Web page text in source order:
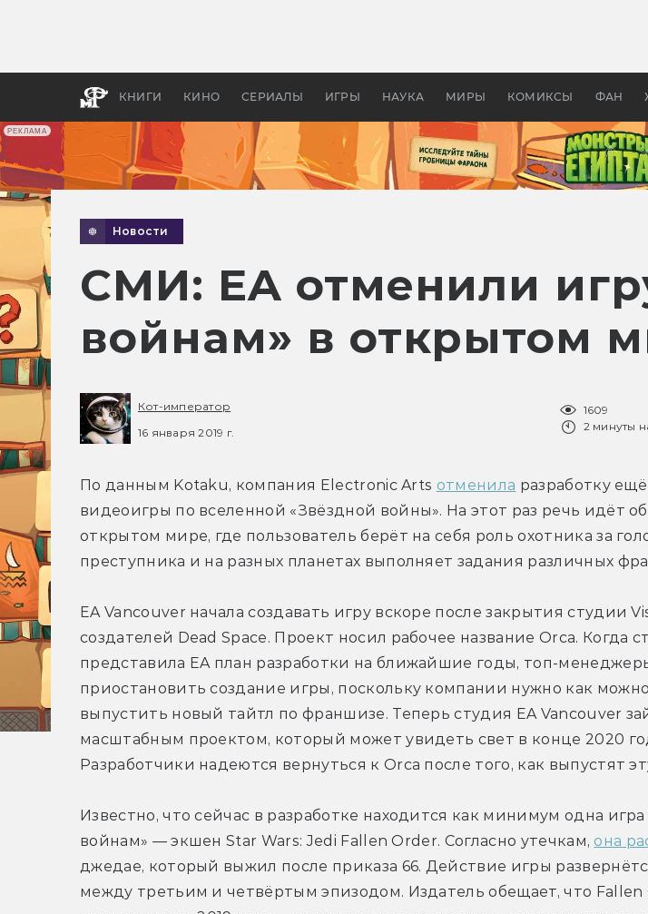
РЕКЛАМА
КНИГИ КИНО СЕРИАЛЫ ИГРЫ НАУКА МИРЫ КОМИКСЫ ФАН
бы «Властелина колец»
Новости
СМИ: EA отменили
войнам» в открытом
Кот-император
16 января 2019 г.
1609
2 минуты
По данным Kotaku, компания Electronic Arts отменила разработку
видеоигры по вселенной «Звёздной войны». На этот раз речь идёт
открытом мире, где пользователь берёт на себя роль охотника за
преступника и на разных планетах выполняет задания различных
EA Vancouver начала создавать игру вскоре после закрытия студии
создателей Dead Space. Проект носил рабочее название Orca. Когда
представила EA план разработки на ближайшие годы, топ-
приостановить создание игры, поскольку компании нужно как
выпустить новый тайтл по франшизе. Теперь студия EA Vancouver
масштабным проектом, который может увидеть свет в конце 2020
Разработчики надеются вернуться к Orca после того, как выпустят
Известно, что сейчас в разработке находится как минимум одна
войнам» — экшен Star Wars: Jedi Fallen Order. Согласно утечкам, она
джедае, который выжил после приказа 66. Действие игры
между третьим и четвёртым эпизодом. Издатель обещает, что